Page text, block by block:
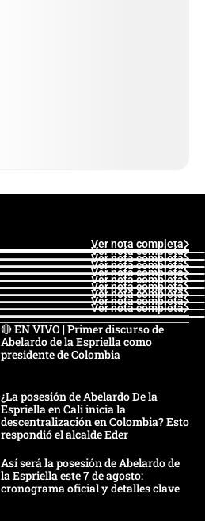
Ver nota completa
Ver nota completa
Ver nota completa
Ver nota completa
Ver nota completa
Ver nota completa
Ver nota completa
Ver nota completa
Ver nota completa
Ver nota completa
🔴 EN VIVO | Primer discurso de
Abelardo de la Espriella como
presidente de Colombia
¿La posesión de Abelardo De la
Espriella en Cali inicia la
descentralización en Colombia? Esto
respondió el alcalde Eder
Así será la posesión de Abelardo de
la Espriella este 7 de agosto:
cronograma oficial y detalles clave